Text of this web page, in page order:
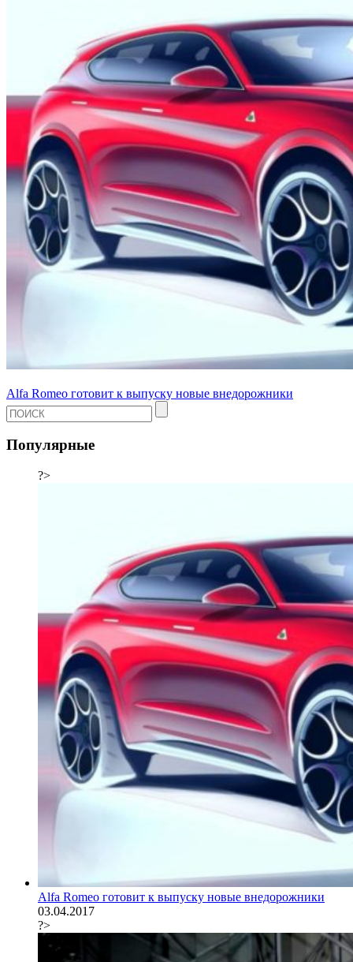
Alfa Romeo готовит к выпуску новые внедорожники
Популярные
?>
Alfa Romeo готовит к выпуску новые внедорожники
03.04.2017
?>